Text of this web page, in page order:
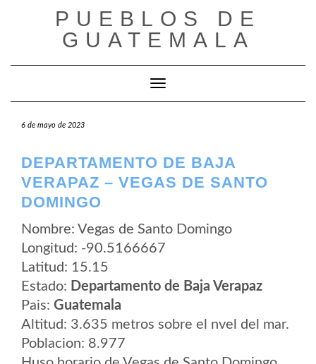
PUEBLOS DE
GUATEMALA
Cambiar modo de navegación
6 de mayo de 2023
DEPARTAMENTO DE BAJA
VERAPAZ – VEGAS DE SANTO
DOMINGO
Nombre: Vegas de Santo Domingo
Longitud: -90.5166667
Latitud: 15.15
Estado: Departamento de Baja Verapaz
Pais: Guatemala
Altitud: 3.635 metros sobre el nvel del mar.
Poblacion: 8.977